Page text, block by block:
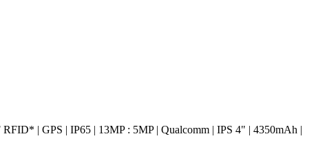
| GPS | IP65 | 13MP : 5MP | Qualcomm | IPS 4" | 4350mAh |